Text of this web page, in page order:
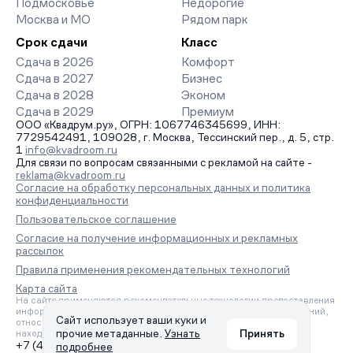
Подмосковье
Москва и МО
Недорогие
Рядом парк
Срок сдачи
Сдача в 2026
Сдача в 2027
Сдача в 2028
Сдача в 2029
Класс
Комфорт
Бизнес
Эконом
Премиум
ООО «Квадрум.ру», ОГРН: 1067746345699, ИНН:
7729542491, 109028, г. Москва, Тессинский пер., д. 5, стр.
1 info@kvadroom.ru
Для связи по вопросам связанными с рекламой на сайте -
reklama@kvadroom.ru
Согласие на обработку персональных данных и политика
конфиденциальности
Пользовательское соглашение
Согласие на получение информационных и рекламных
рассылок
Правила применения рекомендательных технологий
Карта сайта
На сайте применяются рекомендательные технологии предоставления
информации на основе сбора, систематизации и анализа сведений,
относящихся к предпочтениям пользователей сети «Интернет»,
находящихся на территории Российской Федерации.
+7 (495) 157-88-80
Сайт использует ваши куки и
прочие метаданные. Узнать
подробнее
Принять